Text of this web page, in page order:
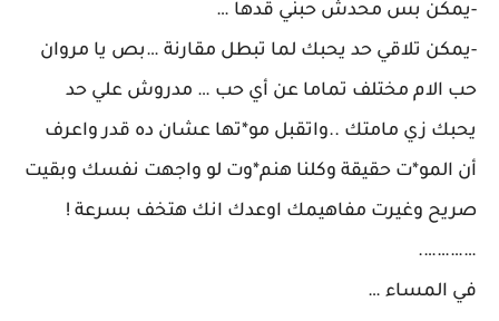
-يمكن بس محدش حبني قدها …
-يمكن تلاقي حد يحبك لما تبطل مقارنة …بص يا مروان
حب الام مختلف تماما عن أي حب … مدروش علي حد
يحبك زي مامتك ..واتقبل مو*تها عشان ده قدر واعرف
أن المو*ت حقيقة وكلنا هنم*وت لو واجهت نفسك وبقيت
صريح وغيرت مفاهيمك اوعدك انك هتخف بسرعة !
………….
في المساء …